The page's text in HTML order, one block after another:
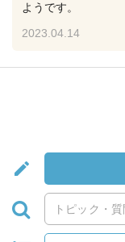
ようです。
2023.04.14